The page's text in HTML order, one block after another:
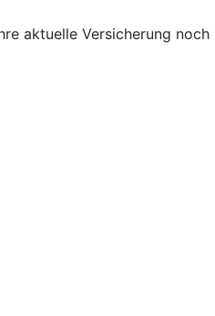
aktuelle Versicherung noch